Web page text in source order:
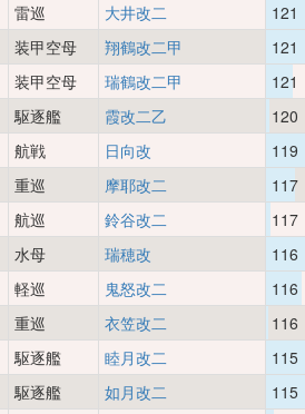
雷巡 大井改二
121
装甲空母 翔鶴改二甲
121
装甲空母 瑞鶴改二甲
121
駆逐艦 霞改二乙
120
航戦 日向改
119
重巡 摩耶改二
117
航巡 鈴谷改二
117
水母 瑞穂改
116
軽巡 鬼怒改二
116
重巡 衣笠改二
116
駆逐艦 睦月改二
115
駆逐艦 如月改二
115